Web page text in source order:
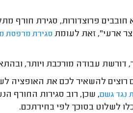
פרוצדורות, סגירת חורף
ארעי", זאת לעומת סגירת מרפסת
דורשת עבודה מורכבת ויותר,
רוצים להשאיר לכם את האופציה
נגד גשם, שכן, רוב סגירות החורף
לשלוט בסוכך לפי בחירתכם.